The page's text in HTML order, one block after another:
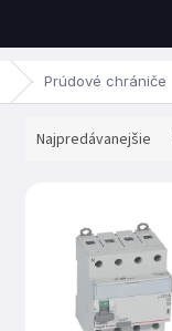
Prúdové chrániče
RNajpredávanejšie